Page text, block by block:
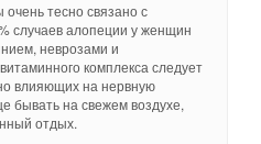
тесно связано с
случаев алопеции у женщин
неврозами и
комплекса следует
влияющих на нервную
бывать на свежем воздухе,
отдых.